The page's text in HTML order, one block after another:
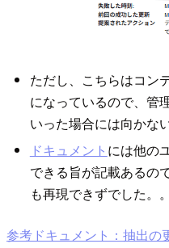
ただし、こちらはコン
になっているので、管
いった場合には向かな
ドキュメント には他の
できる旨が記載あるの
も再現できずでした。。
参考ドキュメント：抽出の